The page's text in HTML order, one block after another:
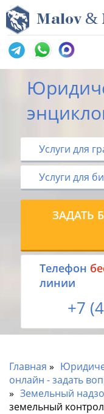
Malov &
Услуги для
Услуги для
ЗАДАТЬ
Tелефон
линии
+7
Главная
онлайн - задать
Земельный
земельный